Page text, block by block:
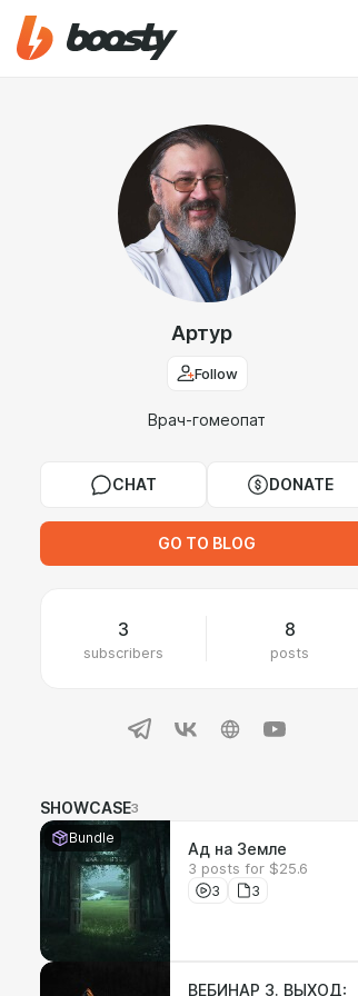
Артур
Follow
Врач-гомеопат
CHAT DONATE
GO TO BLOG
3
subscribers
8
posts
SHOWCASE3
Bundle
Ад на Земле
3 posts for $25.6
3
3
ВЕБИНАР 3. ВЫХОД: